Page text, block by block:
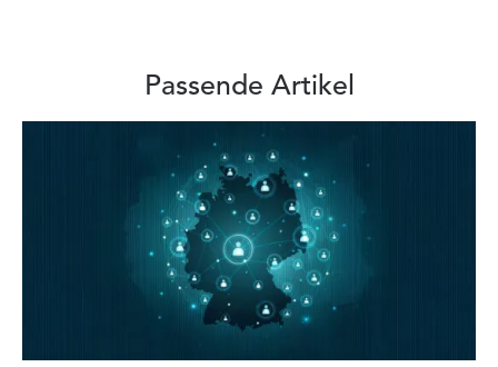
Passende Artikel